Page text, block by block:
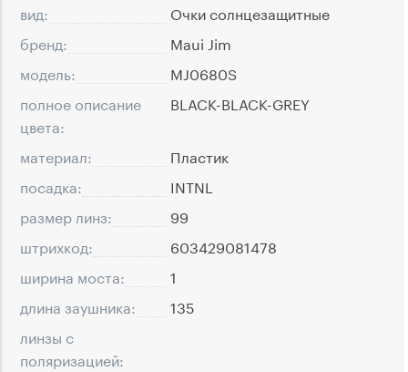
вид:
Очки солнцезащитные
бренд:
Maui Jim
модель:
MJ0680S
полное описание
цвета:
BLACK-BLACK-GREY
материал:
Пластик
посадка:
INTNL
размер линз:
99
штрихкод:
603429081478
ширина моста:
1
длина заушника:
135
линзы с
поляризацией: